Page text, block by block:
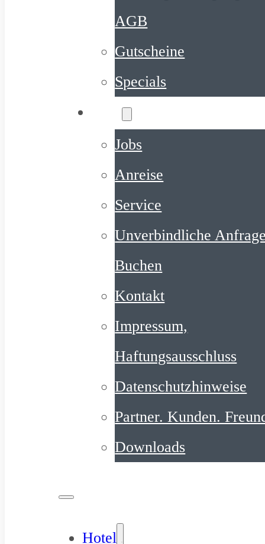
AGB
Gutscheine
Specials
Jobs
Anreise
Service
Unverbindliche
Buchen
Kontakt
Impressum,
Haftungsausschluss
Datenschutzhinweise
Partner. Kunden.
Downloads
Hotel